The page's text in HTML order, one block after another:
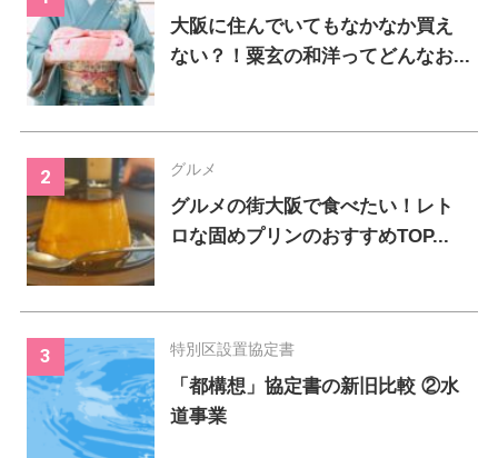
大阪に住んでいてもなかなか買え
ない？！粟玄の和洋ってどんなお...
グルメ
グルメの街大阪で食べたい！レト
ロな固めプリンのおすすめTOP...
特別区設置協定書
「都構想」協定書の新旧比較 ②水
道事業